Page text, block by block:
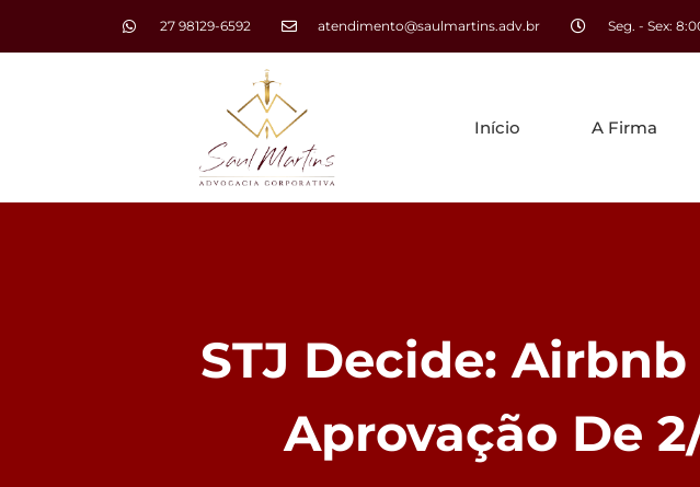
27 98129-6592 atendimento@saulmartins.adv.br Seg. - Sex:
Início A Firma
STJ Decide:
Aprovação De